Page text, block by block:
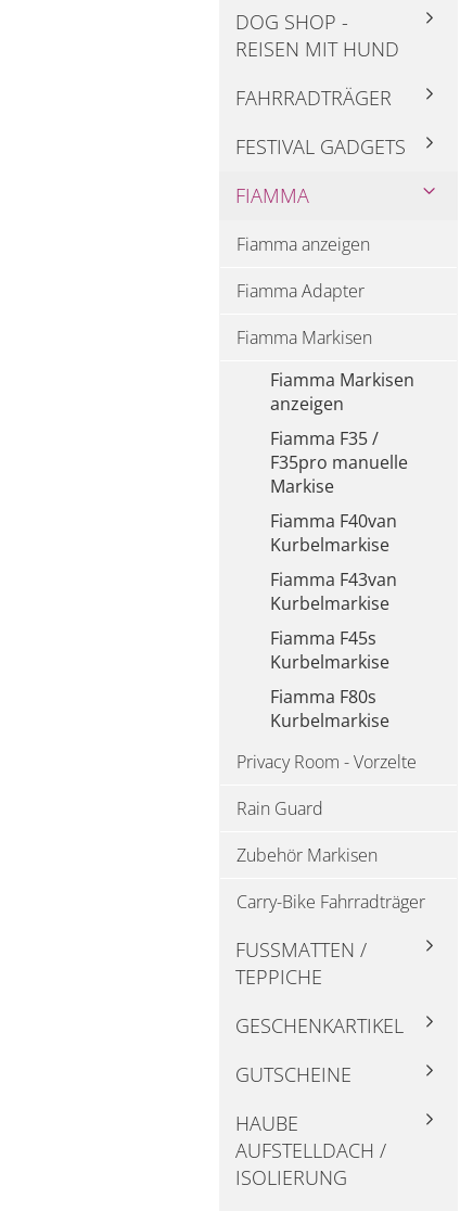
DOG SHOP -
REISEN MIT HUND
FAHRRADTRÄGER
FESTIVAL GADGETS
FIAMMA
Fiamma anzeigen
Fiamma Adapter
Fiamma Markisen
Fiamma Markisen
anzeigen
Fiamma F35 /
F35pro manuelle
Markise
Fiamma F40van
Kurbelmarkise
Fiamma F43van
Kurbelmarkise
Fiamma F45s
Kurbelmarkise
Fiamma F80s
Kurbelmarkise
Privacy Room - Vorzelte
Rain Guard
Zubehör Markisen
Carry-Bike Fahrradträger
FUSSMATTEN / T
EPPICHE
GESCHENKARTIKEL
GUTSCHEINE
HAUBE
AUFSTELLDACH /
ISOLIERUNG